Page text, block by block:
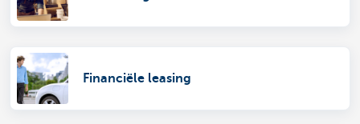
Financiële leasing